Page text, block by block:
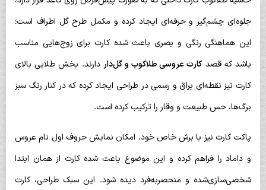
جلوه‌ای چشم‌گیر و حرفه‌ای ایجاد کرده و مکمل طرح گل اطراف است؛
این هماهنگی رنگی و بصری باعث شده کارت برای زوج‌هایی مناسب
باشد که قصدکارت عروسی طلاکوب و گل‌دار دارند. بخش طلایی بالای
کارت نیز نقطه‌ای براق و رسمی در طراحی ایجاد کرده که در کنار رنگ سبز
برگ‌ها، حس طبیعت و وقار را ترکیب کرده است.
پاکت کارت نیز با برش خاص خود، امکان نمایش حروف اول نام عروس
و داماد را فراهم کرده و این موضوع باعث شده کارت از همان ابتدا
شخصی‌سازی‌شده و منحصر‌به‌فرد دیده شود. این سبک طراحی، کارت